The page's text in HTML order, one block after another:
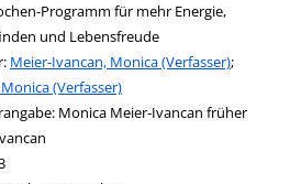
Programm für mehr Energie,
und Lebensfreude
Suche nach diesem Verfasser
Meier-Ivancan, Monica (Verfasser);
(Verfasser)
Monica Meier-Ivancan früher